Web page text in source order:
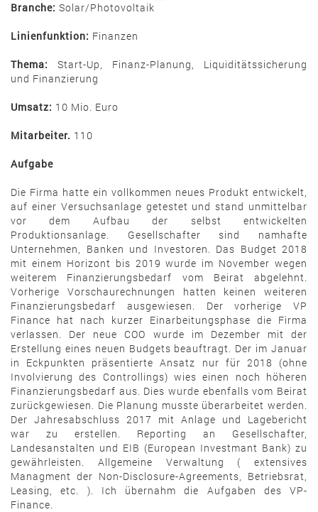
Branche: Solar/Photovoltaik
Linienfunktion: Finanzen
Thema:
Start-Up, Finanz-Planung, Liquiditätssicherung
und Finanzierung
Umsatz: 10 Mio. Euro
Mitarbeiter. 110
Aufgabe
Die Firma hatte ein vollkommen neues Produkt entwickelt,
auf einer Versuchsanlage getestet und stand unmittelbar
vor dem Aufbau der selbst entwickelten
Produktionsanlage. Gesellschafter sind namhafte
Unternehmen, Banken und Investoren. Das Budget 2018
mit einem Horizont bis 2019 wurde im November wegen
weiterem Finanzierungsbedarf vom Beirat abgelehnt.
Vorherige Vorschaurechnungen hatten keinen weiteren
Finanzierungsbedarf ausgewiesen. Der vorherige VP
Finance hat nach kurzer Einarbeitungsphase die Firma
verlassen. Der neue COO wurde im Dezember mit der
Erstellung eines neuen Budgets beauftragt. Der im Januar
in Eckpunkten präsentierte Ansatz nur für 2018 (ohne
Involvierung des Controllings) wies einen noch höheren
Finanzierungsbedarf aus. Dies wurde ebenfalls vom Beirat
zurückgewiesen. Die Planung musste überarbeitet werden.
Der Jahresabschluss 2017 mit Anlage und Lagebericht
war zu erstellen. Reporting an Gesellschafter,
Landesanstalten und EIB (European Investmant Bank) zu
gewährleisten. Allgemeine Verwaltung ( extensives
Managment der Non-Disclosure-Agreements, Betriebsrat,
Leasing, etc. ). Ich übernahm die Aufgaben des VP-
Finance.